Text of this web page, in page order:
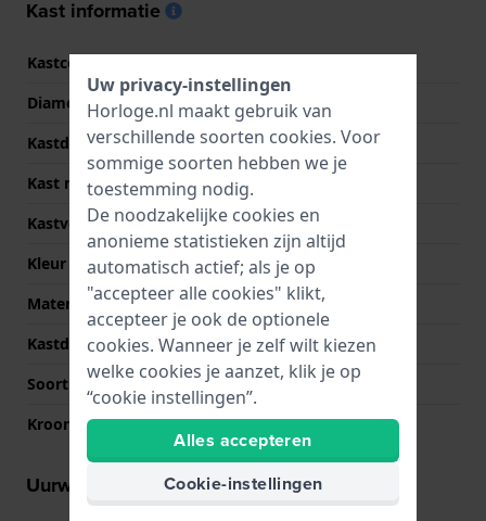
Kast informatie
Kastcode
Diameter
27 mm
Kastdikte
8.2 mm
Kast materiaal
Roestvrij staal
Kastvorm
Tonvormig
Kleur kast
Zilver
Materiaal kastdeksel
Roestvrij staal
Kastdeksel
Klikkast
Soort glas
Saffier
Kroon
Trek kroon
Uurwerk informatie
Uw privacy-instellingen
Horloge.nl maakt gebruik van
verschillende soorten cookies. Voor
sommige soorten hebben we je
toestemming nodig.
De noodzakelijke cookies en
anonieme statistieken zijn altijd
automatisch actief; als je op
"accepteer alle cookies" klikt,
accepteer je ook de optionele
cookies. Wanneer je zelf wilt kiezen
welke cookies je aanzet, klik je op
“cookie instellingen”.
Alles accepteren
Cookie-instellingen